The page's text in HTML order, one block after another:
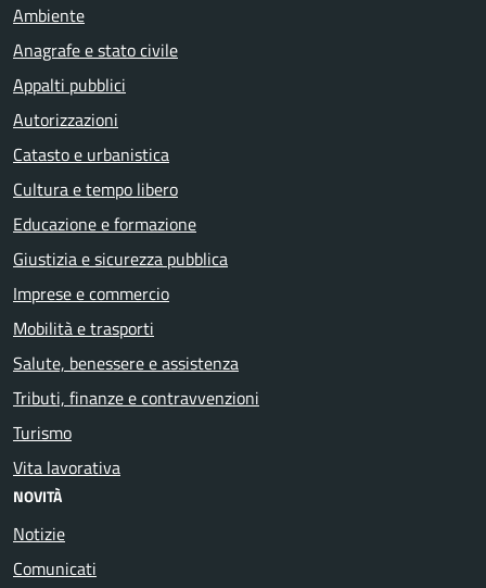
Ambiente
Anagrafe e stato civile
Appalti pubblici
Autorizzazioni
Catasto e urbanistica
Cultura e tempo libero
Educazione e formazione
Giustizia e sicurezza pubblica
Imprese e commercio
Mobilità e trasporti
Salute, benessere e assistenza
Tributi, finanze e contravvenzioni
Turismo
Vita lavorativa
NOVITÀ
Notizie
Comunicati